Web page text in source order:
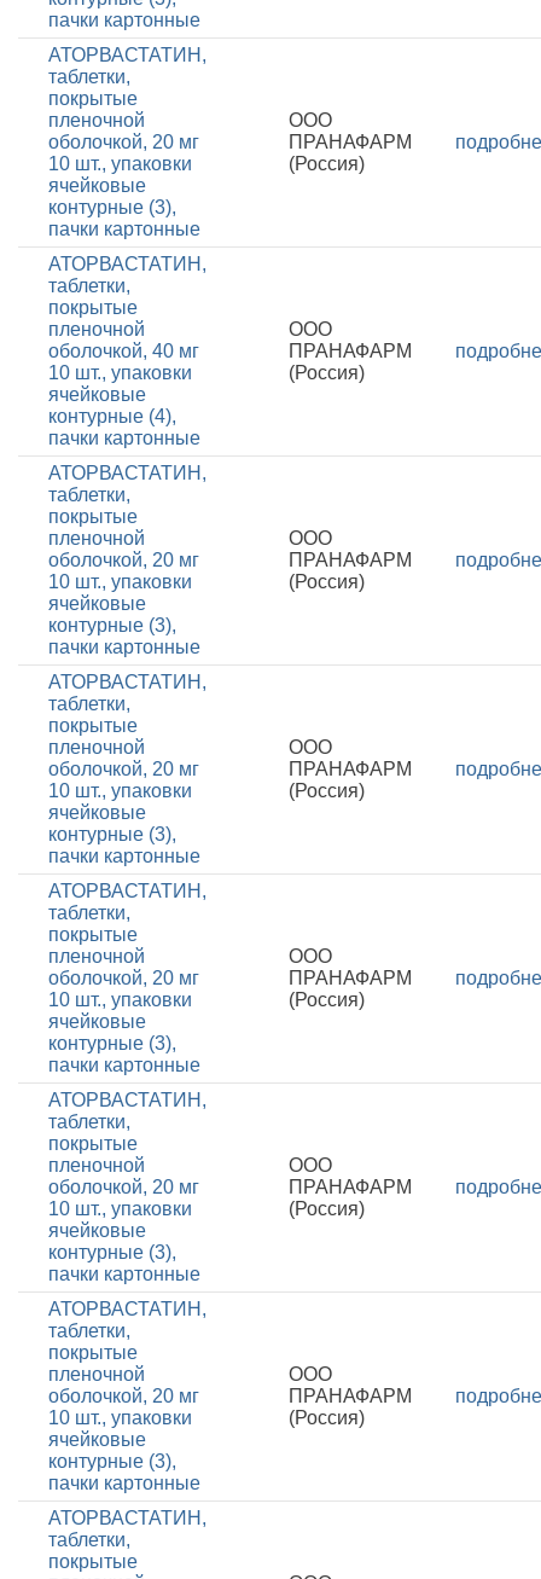
пачки картонные
АТОРВАСТАТИН,
таблетки,
покрытые
пленочной
оболочкой, 20 мг
10 шт., упаковки
ячейковые
контурные (3),
пачки картонные
ООО
ПРАНАФАРМ
(Россия)
АТОРВАСТАТИН,
таблетки,
покрытые
пленочной
оболочкой, 40 мг
10 шт., упаковки
ячейковые
контурные (4),
пачки картонные
ООО
ПРАНАФАРМ
(Россия)
АТОРВАСТАТИН,
таблетки,
покрытые
пленочной
оболочкой, 20 мг
10 шт., упаковки
ячейковые
контурные (3),
пачки картонные
ООО
ПРАНАФАРМ
(Россия)
АТОРВАСТАТИН,
таблетки,
покрытые
пленочной
оболочкой, 20 мг
10 шт., упаковки
ячейковые
контурные (3),
пачки картонные
ООО
ПРАНАФАРМ
(Россия)
АТОРВАСТАТИН,
таблетки,
покрытые
пленочной
оболочкой, 20 мг
10 шт., упаковки
ячейковые
контурные (3),
пачки картонные
ООО
ПРАНАФАРМ
(Россия)
АТОРВАСТАТИН,
таблетки,
покрытые
пленочной
оболочкой, 20 мг
10 шт., упаковки
ячейковые
контурные (3),
пачки картонные
ООО
ПРАНАФАРМ
(Россия)
АТОРВАСТАТИН,
таблетки,
покрытые
пленочной
оболочкой, 20 мг
10 шт., упаковки
ячейковые
контурные (3),
пачки картонные
ООО
ПРАНАФАРМ
(Россия)
АТОРВАСТАТИН,
таблетки,
покрытые